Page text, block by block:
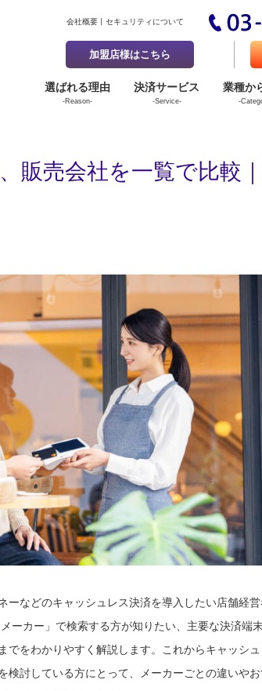
選ばれる理由
-Reason-
決済サービス
-Service-
業種か
-
会社概要 セキュリティについて
加盟店様はこちら
販売会社を一覧で比較
ーなどのキャッシュレス決済を導入したい店舗経
ーカー」で検索する方が知りたい、主要な決済端
でをわかりやすく解説します。これからキャッシ
検討している方にとって、メーカーごとの違いや